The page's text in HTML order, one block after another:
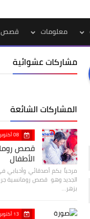
معلومات قصص
مشاركات عشوائية
المشاركات الشائعة
08 أكتوبر 2018
قصص
الأطفال
الجديد وهو قصص رومانسية
بزهر…
13 أكتوبر 2018